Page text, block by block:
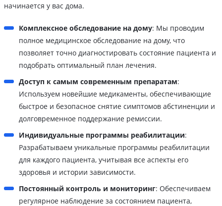
начинается у вас дома.
Комплексное обследование на дому: Мы проводим
полное медицинское обследование на дому, что
позволяет точно диагностировать состояние пациента и
подобрать оптимальный план лечения.
Доступ к самым современным препаратам:
Используем новейшие медикаменты, обеспечивающие
быстрое и безопасное снятие симптомов абстиненции и
долговременное поддержание ремиссии.
Индивидуальные программы реабилитации:
Разрабатываем уникальные программы реабилитации
для каждого пациента, учитывая все аспекты его
здоровья и истории зависимости.
Постоянный контроль и мониторинг: Обеспечиваем
регулярное наблюдение за состоянием пациента,